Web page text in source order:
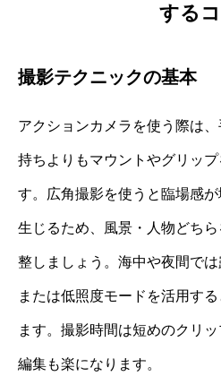
する
撮影テクニックの基本
アクションカメラを使う際は
持ちよりもマウントやグリッ
す。広角撮影を使うと臨場感
生じるため、風景・人物どち
整しましょう。海中や夜間では
または低照度モードを活用す
ます。撮影時間は短めのクリ
編集も楽になります。